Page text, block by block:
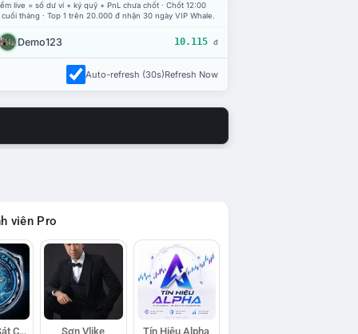
live = số dư ví + ký quỹ + PnL chưa chốt · Chốt 12:00
tháng · Top 1 trên 20.000 đ nhận 30 ngày VIP Whale.
Demo123 10.115 đ
Auto-refresh (30s)Refresh Now
viên Pro
Đội Trinh Sát Cá Voi Sơn Vlike Tín Hiệu Alpha